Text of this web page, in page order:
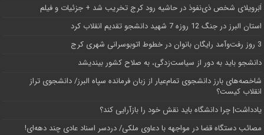
اَبَر‌ویلای شخص ذی‌نفوذ در حاشیه‌ رود کرج تخریب شد + جزئیات و فیلم
استان البرز در جنگ 12 روزه 7 شهید دانشجو تقدیم انقلاب کرد
3 روز رفت‌وآمد رایگان بانوان در خطوط اتوبوسرانی شهری کرج
دانشجو باید به دور از سیاست‌زدگی، به صلاح کشور بیندیشد
شاخصه‌های بارز دانشجوی تمام‌عیار از زبان فرمانده سپاه البرز/ دانشجوی تراز
انقلاب کیست؟
یادداشت| چرا دانشگاه باید نقش خود را بازآرایی کند؟
مصائب دستگاه قضا در مواجهه با دعاوی ملکی/ دردسر اسناد عادی چند‌ دهه‌ای!